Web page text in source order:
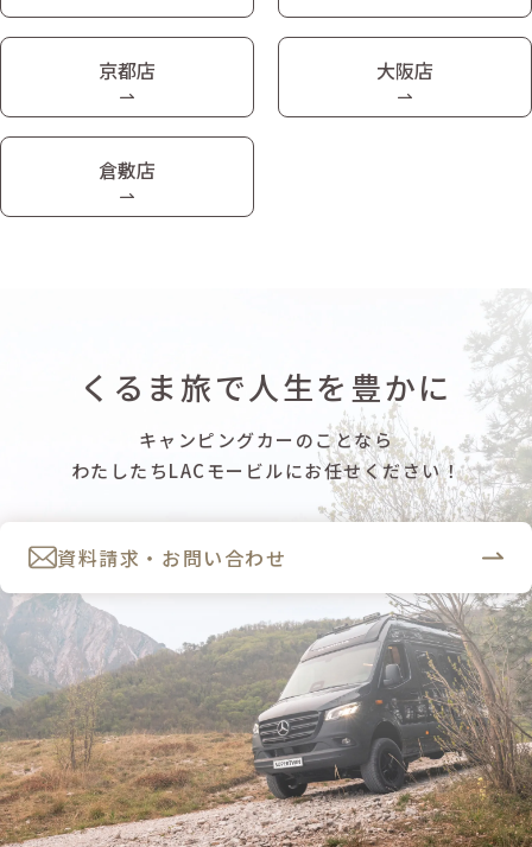
京都店 大阪店
倉敷店
くるま旅で人生を豊かに
キャンピングカーのことなら
わたしたちLACモービルにお任せください！
資料請求・お問い合わせ